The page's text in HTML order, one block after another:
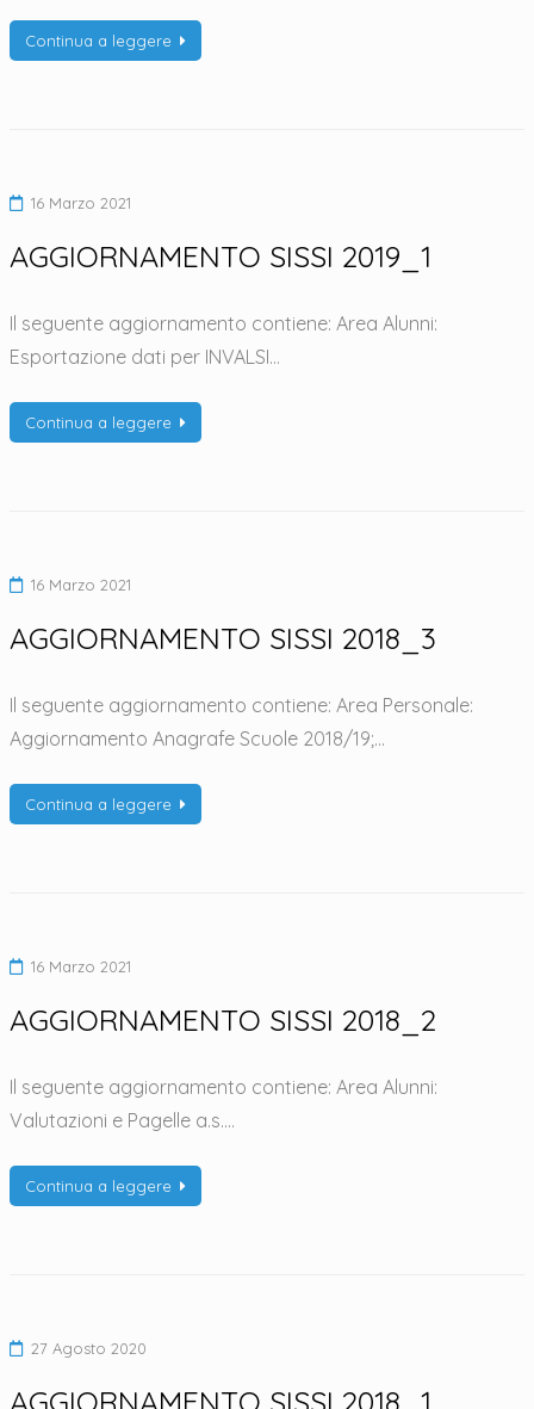
Continua a leggere
16 Marzo 2021
AGGIORNAMENTO SISSI 2019_1
Il seguente aggiornamento contiene: Area Alunni:
Esportazione dati per INVALSI…
Continua a leggere
16 Marzo 2021
AGGIORNAMENTO SISSI 2018_3
Il seguente aggiornamento contiene: Area Personale:
Aggiornamento Anagrafe Scuole 2018/19;…
Continua a leggere
16 Marzo 2021
AGGIORNAMENTO SISSI 2018_2
Il seguente aggiornamento contiene: Area Alunni:
Valutazioni e Pagelle a.s.…
Continua a leggere
27 Agosto 2020